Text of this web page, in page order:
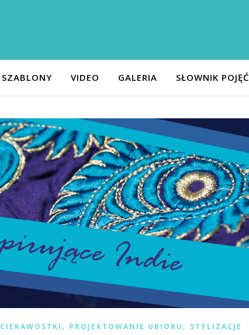
SZABLONY VIDEO GALERIA SŁOWNIK POJĘĆ
CIEKAWOSTKI , PROJEKTOWANIE UBIORU , STYLIZACJE